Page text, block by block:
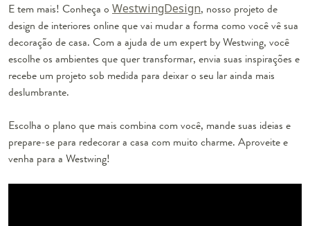
E tem mais! Conheça o WestwingDesign, nosso projeto de
design de interiores online que vai mudar a forma como você vê sua
decoração de casa. Com a ajuda de um expert by Westwing, você
escolhe os ambientes que quer transformar, envia suas inspirações e
recebe um projeto sob medida para deixar o seu lar ainda mais
deslumbrante.
Escolha o plano que mais combina com você, mande suas ideias e
prepare-se para redecorar a casa com muito charme. Aproveite e
venha para a Westwing!